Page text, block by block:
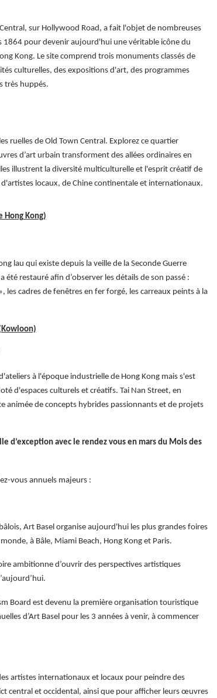
sur Hollywood Road, a fait l'objet de nombreuses
pour devenir aujourd'hui une véritable icône du
Kong. Le site comprend trois monuments classés de
culturelles, des expositions d'art, des programmes
très huppés.
ruelles de Old Town Central. Explorez ce quartier
d’art urbain transforment des allées ordinaires en
illustrent la diversité multiculturelle et l'esprit créatif de
locaux, de Chine continentale et internationaux.
Hong Kong)
lau qui existe depuis la veille de la Seconde Guerre
restauré afin d’observer les détails de son passé :
les cadres de fenêtres en fer forgé, les carreaux peints à la
à l'époque industrielle de Hong Kong mais s'est
d'espaces culturels et créatifs. Tai Nan Street, en
animée de concepts hybrides passionnants et de projets
d’exception avec le rendez vous en mars du Mois des
vous annuels majeurs :
Art Basel organise aujourd'hui les plus grandes foires
à Bâle, Miami Beach, Hong Kong et Paris.
ambitionne d’ouvrir des perspectives artistiques
Board est devenu la première organisation touristique
d’Art Basel pour les 3 années à venir, à commencer
artistes internationaux et locaux pour peindre des
central et occidental, ainsi que pour afficher leurs œuvres